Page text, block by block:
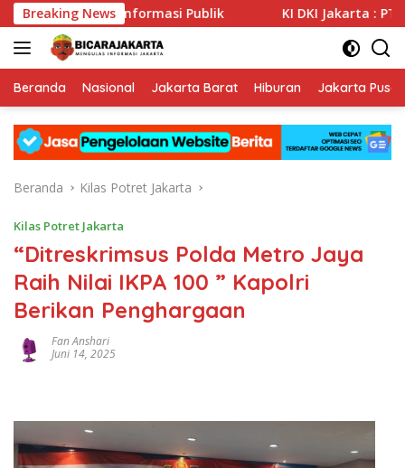
Langsung
ke
konten
Breaking NewsInformasi Publik KI DKI Jakarta : PT JIEP
Beranda Nasional Jakarta Barat Hiburan Jakarta Pusat
Beranda Kilas Potret Jakarta
Kilas Potret Jakarta
“Ditreskrimsus Polda Metro Jaya
Raih Nilai IKPA 100 ” Kapolri
Berikan Penghargaan
Fan Anshari
Juni 14, 2025